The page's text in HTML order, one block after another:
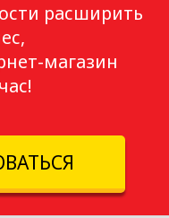
расширить
магазин